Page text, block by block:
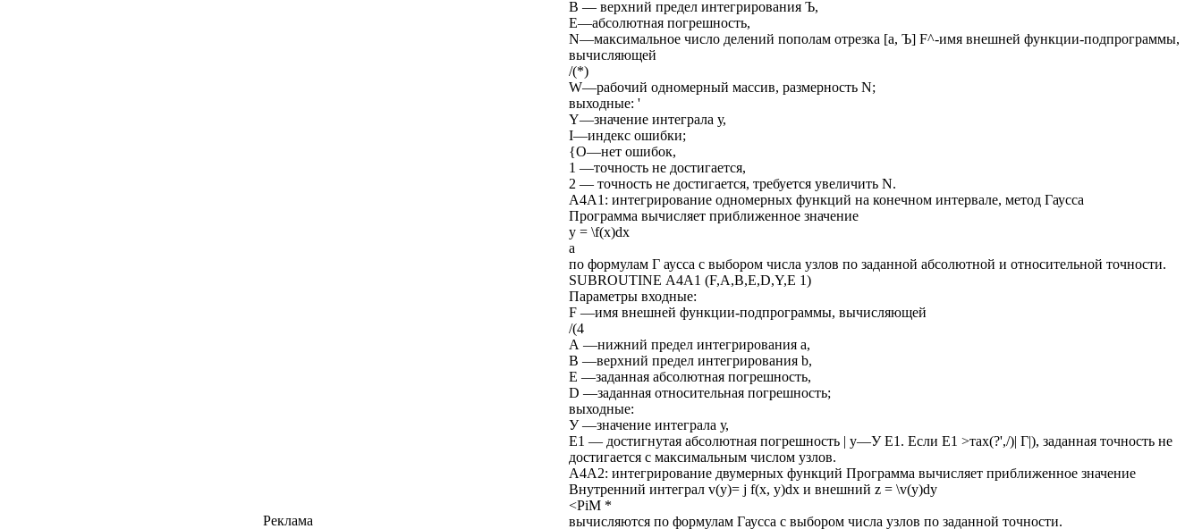
В — верхний предел интегрирования Ъ,
Е—абсолютная погрешность,
N—максимальное число делений пополам отрезка [а, Ъ] F^-имя внешней функции-подпрограммы,
вычисляющей
/(*)
W—рабочий одномерный массив, размерность N;
выходные: '
Y—значение интеграла у,
I—индекс ошибки;
{О—нет ошибок,
1 —точность не достигается,
2 — точность не достигается, требуется увеличить N.
А4А1: интегрирование одномерных функций на конечном интервале, метод Гаусса
Программа вычисляет приближенное значение
y = \f(x)dx
а
по формулам Г аусса с выбором числа узлов по заданной абсолютной и относительной точности.
SUBROUTINE А4А1 (F,A,B,E,D,Y,E 1)
Параметры входные:
F —имя внешней функции-подпрограммы, вычисляющей
/(4
А —нижний предел интегрирования а,
В —верхний предел интегрирования b,
Е —заданная абсолютная погрешность,
D —заданная относительная погрешность;
выходные:
У —значение интеграла у,
Е1 — достигнутая абсолютная погрешность | у—У Е1. Если Е1 >тах(?',/)| Г|), заданная точность не
достигается с максимальным числом узлов.
А4А2: интегрирование двумерных функций Программа вычисляет приближенное значение
Внутренний интеграл v(y)= j f(x, y)dx и внешний z = \v(y)dy
<PiM *
вычисляются по формулам Гаусса с выбором числа узлов по заданной точности.
Реклама